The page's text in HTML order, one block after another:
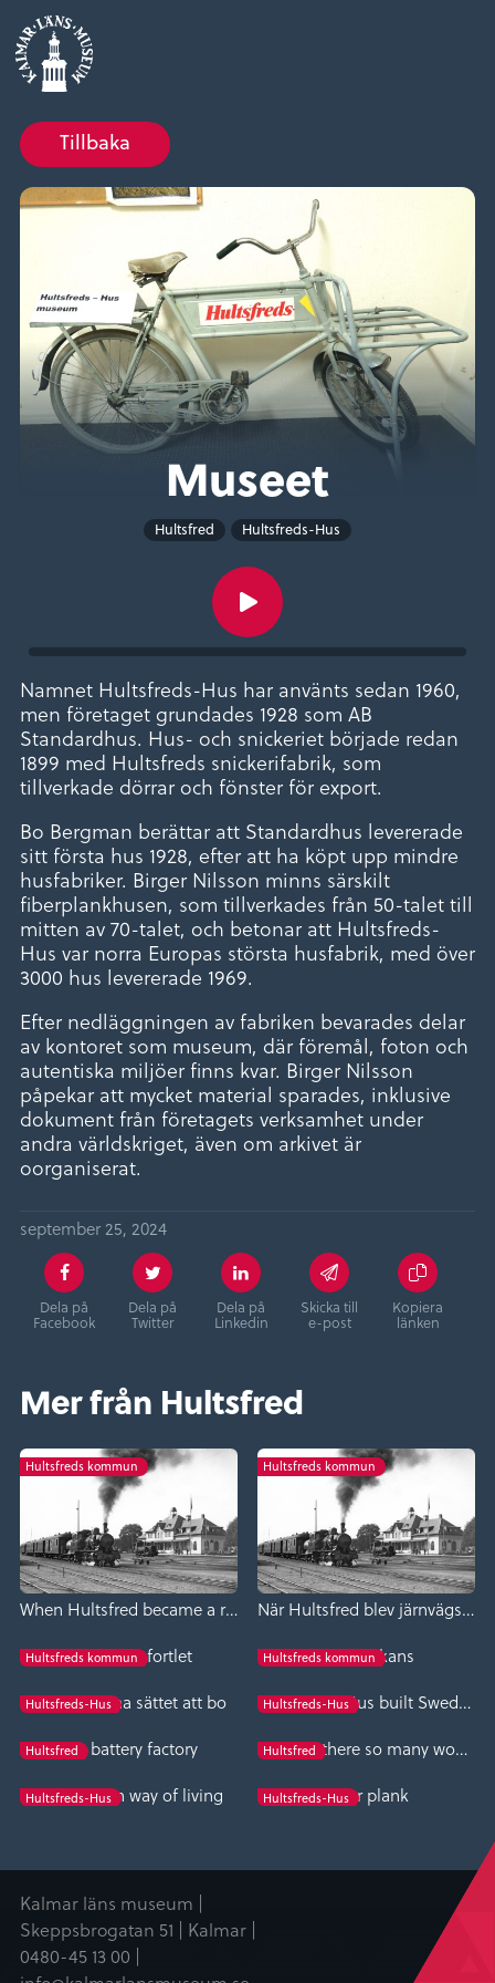
Tillbaka
Museet
Hultsfred Hultsfreds-Hus
Namnet Hultsfreds-Hus har använts sedan 1960,
men företaget grundades 1928 som AB
Standardhus. Hus- och snickeriet började redan
1899 med Hultsfreds snickerifabrik, som
tillverkade dörrar och fönster för export.
Bo Bergman berättar att Standardhus levererade
sitt första hus 1928, efter att ha köpt upp mindre
husfabriker. Birger Nilsson minns särskilt
fiberplankhusen, som tillverkades från 50-talet till
mitten av 70-talet, och betonar att Hultsfreds-
Hus var norra Europas största husfabrik, med över
3000 hus levererade 1969.
Efter nedläggningen av fabriken bevarades delar
av kontoret som museum, där föremål, foton och
autentiska miljöer finns kvar. Birger Nilsson
påpekar att mycket material sparades, inklusive
dokument från företagets verksamhet under
andra världskriget, även om arkivet är
oorganiserat.
september 25, 2024
Dela på
Facebook
Dela på
Twitter
Dela på
Linkedin
Skicka till
e-post
Kopiera
länken
Mer från Hultsfred
Hultsfreds kommun
When Hultsfred became a railway junction
Hultsfreds kommun
När Hultsfred blev järnvägsknut
Hultsfreds kommun
Charles XI fortlet Hultsfreds kommun
Karl XI skans
Hultsfreds-Hus
Det moderna sättet att bo Hultsfreds-Hus Hultsfreds-Hus built Sweden
HultsfredThe battery factory Hultsfred Why are there so many wooden house factories in Småland?
Hultsfreds-Hus
The modern way of living Hultsfreds-HusFiber plank
Kalmar läns museum |
Skeppsbrogatan 51 | Kalmar |
0480-45 13 00 |